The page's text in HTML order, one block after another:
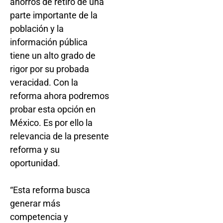
parte importante de la
población y la
información pública
tiene un alto grado de
rigor por su probada
veracidad. Con la
reforma ahora podremos
probar esta opción en
México. Es por ello la
relevancia de la presente
reforma y su
oportunidad.
“Esta reforma busca
generar más
competencia y